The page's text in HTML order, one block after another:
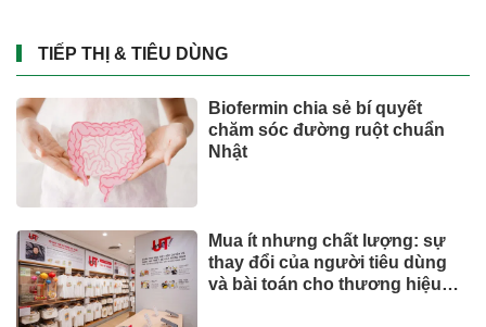
TIẾP THỊ & TIÊU DÙNG
Biofermin chia sẻ bí quyết
chăm sóc đường ruột chuẩn
Nhật
Mua ít nhưng chất lượng: sự
thay đổi của người tiêu dùng
và bài toán cho thương hiệu